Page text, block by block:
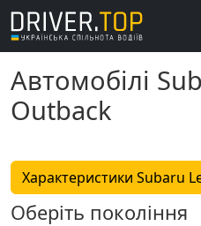
Автомобілі
Outback
Характеристики Subaru
Оберіть покоління